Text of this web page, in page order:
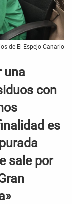
de El Espejo Canario
una
con
es
sale por